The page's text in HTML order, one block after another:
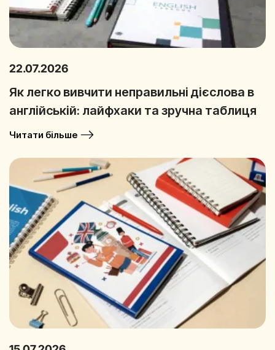
22.07.2026
Як легко вивчити неправильні дієслова в
англійській: лайфхаки та зручна таблиця
Читати більше